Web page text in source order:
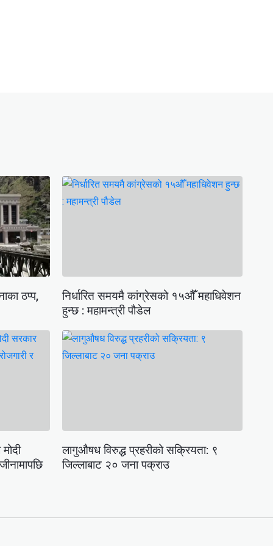
ठप्प,
निर्धारित समयमै कांग्रेसको १५औँ महाधिवेशन
हुन्छ : महामन्त्री पौडेल
लागुऔषध विरुद्ध प्रहरीको सक्रियता: ९
जिल्लाबाट २० जना पक्राउ